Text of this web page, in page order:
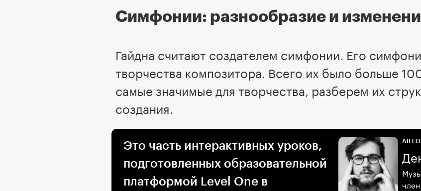
Симфонии: разнообразие и
Гайдна считают создателем симфонии. Его
творчества композитора. Всего их было больше
самые значимые для творчества, разберем их
создания.
Это часть интерактивных уроков,
подготовленных образовательной
платформой Level One в